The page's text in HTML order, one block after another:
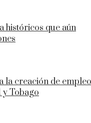
históricos que aún
la creación de
Tobago